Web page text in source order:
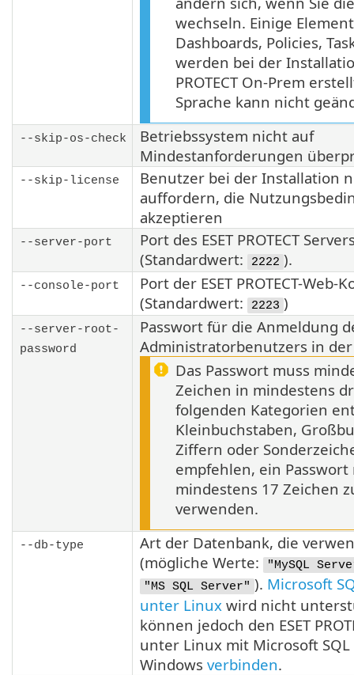
wechseln. Einige
Dashboards, Policies,
werden bei der
PROTECT On-Prem
Sprache kann nicht
--skip-os-check
Betriebssystem nicht auf
Mindestanforderungen
--skip-license
Benutzer bei der Installation
auffordern, die
akzeptieren
--server-port
Port des ESET PROTECT
(Standardwert:
2222 ).
--console-port
Port der ESET PROTECT-Web-
(Standardwert:
2223 )
--server-root-
password
Passwort für die Anmeldung
Administratorbenutzers in der
Das Passwort muss
Zeichen in mindestens
folgenden Kategorien
Kleinbuchstaben,
Ziffern oder
empfehlen, ein Passwort
mindestens 17 Zeichen
verwenden.
--db-type
Art der Datenbank, die
(mögliche Werte:
"MySQL
"MS SQL Server" ). Microsoft
unter Linux wird nicht
können jedoch den ESET
unter Linux mit Microsoft
Windows verbinden.